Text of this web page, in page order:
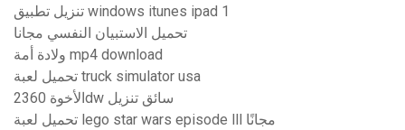
تنزيل تطبيق windows itunes ipad 1
تحميل الاستبيان النفسي مجانا
ولادة أمة mp4 download
تحميل لعبة truck simulator usa
الأخوة 2360dw سائق تنزيل
تحميل لعبة lego star wars episode lll مجانًا